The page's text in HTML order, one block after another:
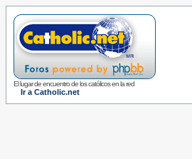
El lugar de encuentro de los católicos en la red
Ir a Catholic.net